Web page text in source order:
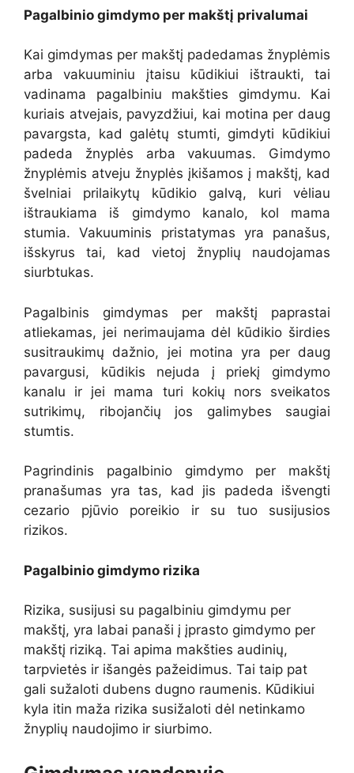
Pagalbinio gimdymo per makštį privalumai
Kai gimdymas per makštį padedamas žnyplėmis
arba vakuuminiu įtaisu kūdikiui ištraukti, tai
vadinama pagalbiniu makšties gimdymu. Kai
kuriais atvejais, pavyzdžiui, kai motina per daug
pavargsta, kad galėtų stumti, gimdyti kūdikiui
padeda žnyplės arba vakuumas. Gimdymo
žnyplėmis atveju žnyplės įkišamos į makštį, kad
švelniai prilaikytų kūdikio galvą, kuri vėliau
ištraukiama iš gimdymo kanalo, kol mama
stumia. Vakuuminis pristatymas yra panašus,
išskyrus tai, kad vietoj žnyplių naudojamas
siurbtukas.
Pagalbinis gimdymas per makštį paprastai
atliekamas, jei nerimaujama dėl kūdikio širdies
susitraukimų dažnio, jei motina yra per daug
pavargusi, kūdikis nejuda į priekį gimdymo
kanalu ir jei mama turi kokių nors sveikatos
sutrikimų, ribojančių jos galimybes saugiai
stumtis.
Pagrindinis pagalbinio gimdymo per makštį
pranašumas yra tas, kad jis padeda išvengti
cezario pjūvio poreikio ir su tuo susijusios
rizikos.
Pagalbinio gimdymo rizika
Rizika, susijusi su pagalbiniu gimdymu per
makštį, yra labai panaši į įprasto gimdymo per
makštį riziką. Tai apima makšties audinių,
tarpvietės ir išangės pažeidimus. Tai taip pat
gali sužaloti dubens dugno raumenis. Kūdikiui
kyla itin maža rizika susižaloti dėl netinkamo
žnyplių naudojimo ir siurbimo.